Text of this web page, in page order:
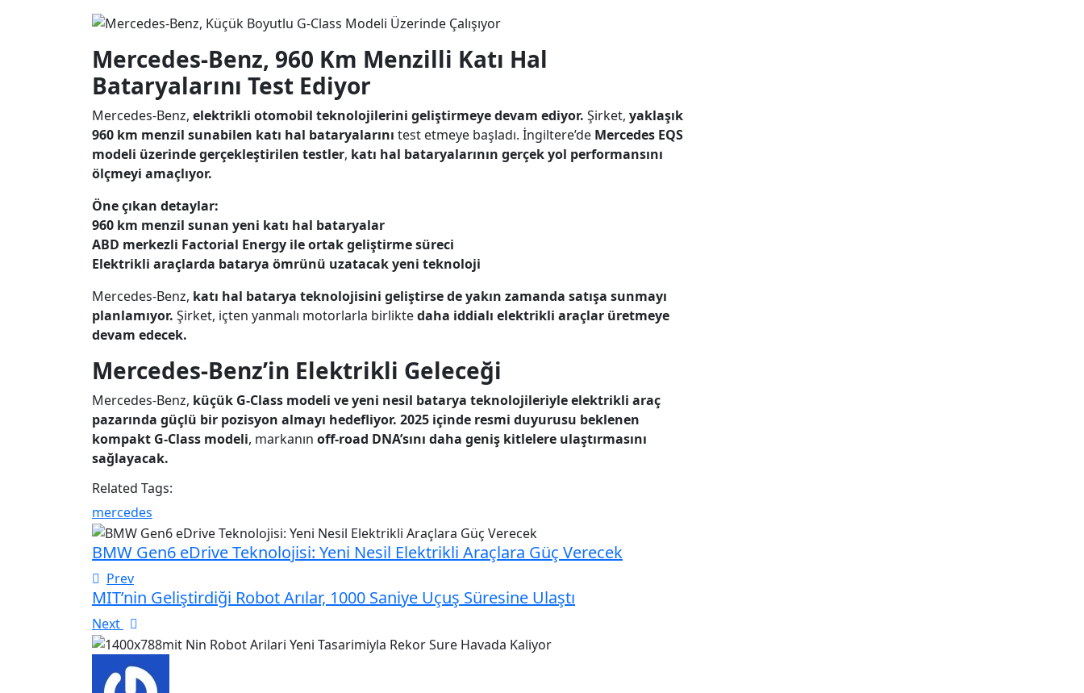
Mercedes-Benz, 960 Km Menzilli Katı Hal
Bataryalarını Test Ediyor
Mercedes-Benz, elektrikli otomobil teknolojilerini geliştirmeye devam ediyor. Şirket, yaklaşık
960 km menzil sunabilen katı hal bataryalarını test etmeye başladı. İngiltere’de Mercedes EQS
modeli üzerinde gerçekleştirilen testler, katı hal bataryalarının gerçek yol performansını
ölçmeyi amaçlıyor.
Öne çıkan detaylar:
960 km menzil sunan yeni katı hal bataryalar
ABD merkezli Factorial Energy ile ortak geliştirme süreci
Elektrikli araçlarda batarya ömrünü uzatacak yeni teknoloji
Mercedes-Benz, katı hal batarya teknolojisini geliştirse de yakın zamanda satışa sunmayı
planlamıyor. Şirket, içten yanmalı motorlarla birliktedaha iddialı elektrikli araçlar üretmeye
devam edecek.
Mercedes-Benz’in Elektrikli Geleceği
Mercedes-Benz, küçük G-Class modeli ve yeni nesil batarya teknolojileriyle elektrikli araç
pazarında güçlü bir pozisyon almayı hedefliyor. 2025 içinde resmi duyurusu beklenen
kompakt G-Class modeli, markanın off-road DNA’sını daha geniş kitlelere ulaştırmasını
sağlayacak.
Related Tags:
mercedes
BMW Gen6 eDrive Teknolojisi: Yeni Nesil Elektrikli Araçlara Güç Verecek
Prev
MIT’nin Geliştirdiği Robot Arılar, 1000 Saniye Uçuş Süresine Ulaştı
Next